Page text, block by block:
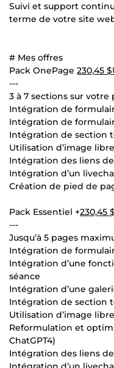
Suivi et support
terme de votre site
# Mes offres
Pack OnePage 230,45
---
3 à 7 sections sur votre
Intégration de
Intégration de
Intégration de section
Utilisation d’image
Intégration des liens
Intégration d’un
Création de pied de
Pack Essentiel +230,45
---
Jusqu’à 5 pages
Intégration de
Intégration d’une
séance
Intégration d’une
Intégration de section
Utilisation d’image
Reformulation et
ChatGPT4)
Intégration des liens